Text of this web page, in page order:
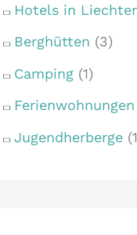
Hotels in
Berghütten (3)
Camping (1)
Ferienwohnungen
Jugendherberge